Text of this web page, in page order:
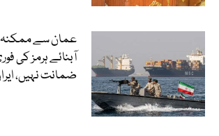
عمان سے ممکنہ
آبنائے ہرمز کی
ضمانت نہیں،